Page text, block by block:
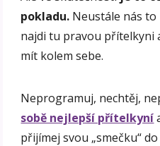
pokladu. Neustále nás to
najdi tu pravou přítelkyni
mít kolem sebe.
Neprogramuj, nechtěj,
sobě nejlepší přítelkyní
přijímej svou „smečku“